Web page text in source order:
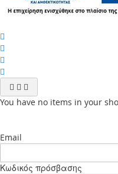
You have no items in your
Email
Κωδικός πρόσβασης